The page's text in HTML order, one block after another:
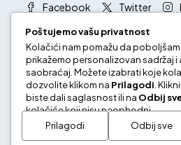
Facebook Twitter
Google +
Pravila i uslovi korišćenja
Poštujemo vašu privatnost
Kolačići nam pomažu da
prikažemo personalizovan sadržaj i
saobraćaj. Možete izabrati koje
dozvolite klikom na Prilagodi .
biste dali saglasnost ili na Odbij
kolačiće koji nisu neophodni.
Prilagodi
Odbij sve